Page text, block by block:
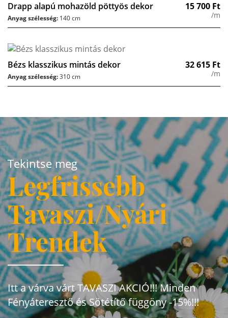
Drapp alapú mohazöld pöttyös dekor 15 700 Ft
/m
Anyag szélesség: 140 cm
Bézs klasszikus mintás dekor 32 615 Ft
/m
Anyag szélesség:310 cm
Tekintse meg
Legfrissebb
Tavaszi/Nyári
Trendek
Itt a várva várt TAVASZI AKCIÓ!!! Minden
Fényáteresztő és Sötétítő függöny -15%!!!